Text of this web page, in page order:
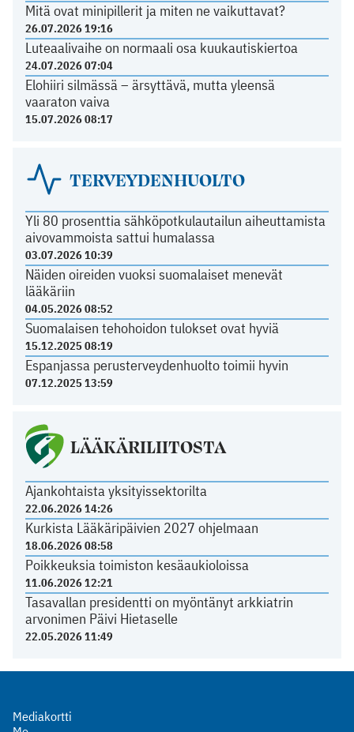
Mitä ovat minipillerit ja miten ne vaikuttavat?
26.07.2026 19:16
Luteaalivaihe on normaali osa kuukautiskiertoa
24.07.2026 07:04
Elohiiri silmässä – ärsyttävä, mutta yleensä
vaaraton vaiva
15.07.2026 08:17
TERVEYDENHUOLTO
Yli 80 prosenttia sähköpotkulautailun aiheuttamista
aivovammoista sattui humalassa
03.07.2026 10:39
Näiden oireiden vuoksi suomalaiset menevät
lääkäriin
04.05.2026 08:52
Suomalaisen tehohoidon tulokset ovat hyviä
15.12.2025 08:19
Espanjassa perusterveydenhuolto toimii hyvin
07.12.2025 13:59
LÄÄKÄRILIITOSTA
Ajankohtaista yksityissektorilta
22.06.2026 14:26
Kurkista Lääkäripäivien 2027 ohjelmaan
18.06.2026 08:58
Poikkeuksia toimiston kesäaukioloissa
11.06.2026 12:21
Tasavallan presidentti on myöntänyt arkkiatrin
arvonimen Päivi Hietaselle
22.05.2026 11:49
Mediakortti